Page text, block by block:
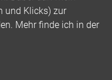
und Klicks) zur
Mehr finde ich in der